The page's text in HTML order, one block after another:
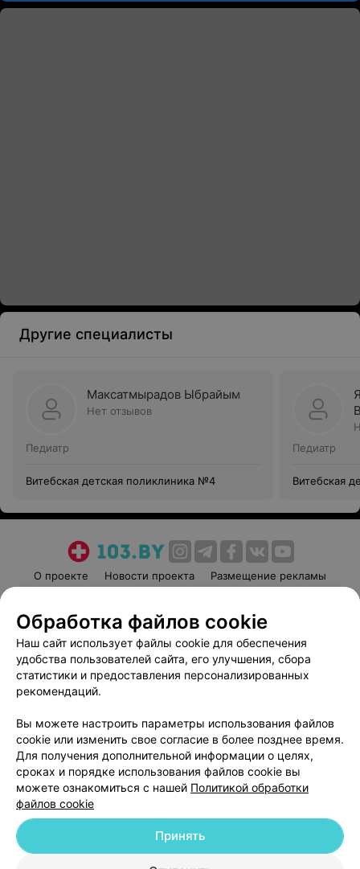
Другие специалисты
Максатмырадов Ыбрайым
Нет отзывов
Педиатр
Витебская детская поликлиника №4
Педиатр
Витебская
О проекте Новости проекта
Размещение рекламы
Пользовательское соглашение
Способы оплаты
Вакансии
Партнеры
Написать руководителю 103.by
Обработка персональных данных
© 2026 ООО «Артокс Лаб», УНП 191700409
| 220012, Республика Беларусь,
Обработка файлов cookie
Наш сайт использует файлы cookie для обеспечения
удобства пользователей сайта, его улучшения, сбора
статистики и предоставления персонализированных
рекомендаций.
Вы можете настроить параметры использования файлов
cookie или изменить свое согласие в более позднее время.
Для получения дополнительной информации о целях,
сроках и порядке использования файлов cookie вы
можете ознакомиться с нашей Политикой обработки
файлов cookie
Принять